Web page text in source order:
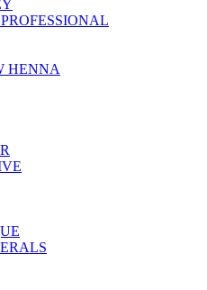
HENNA